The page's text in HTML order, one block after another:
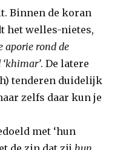
Binnen de koran
het welles-nietes,
aporie rond de
. De latere
tenderen duidelijk
zelfs daar kun je
met ‘hun